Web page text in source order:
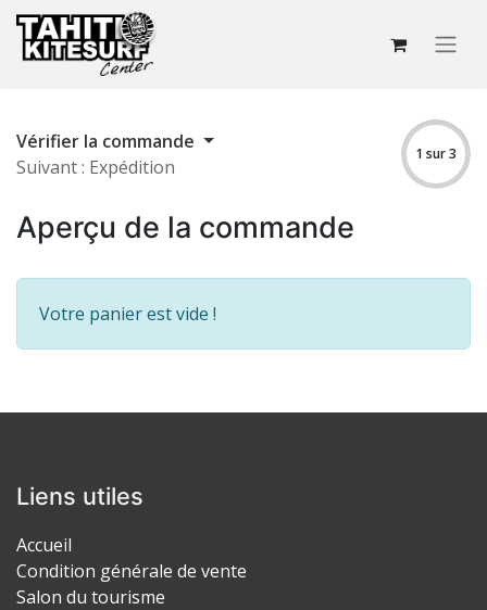
Vérifier la commande
Suivant : Expédition
1 sur 3
Aperçu de la commande
Votre panier est vide !
Liens utiles
Accueil
Condition générale de vente
Salon du tourisme